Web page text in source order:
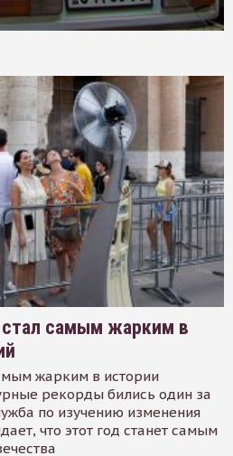
стал самым жарким в
жарким в истории
рекорды бились один за
по изучению изменения
что этот год станет самым